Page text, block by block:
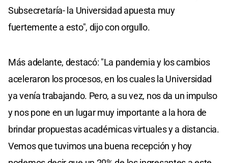
Subsecretaría- la Universidad apuesta muy
fuertemente a esto", dijo con orgullo.
Más adelante, destacó: "La pandemia y los cambios
aceleraron los procesos, en los cuales la Universidad
ya venía trabajando. Pero, a su vez, nos da un impulso
y nos pone en un lugar muy importante a la hora de
brindar propuestas académicas virtuales y a distancia.
Vemos que tuvimos una buena recepción y hoy